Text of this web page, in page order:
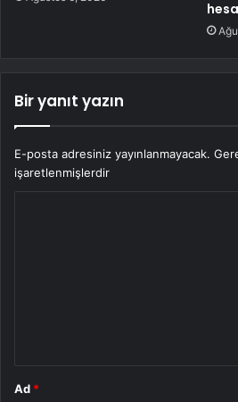
Bir yanıt yazın
E-posta adresiniz yayınlanmayacak.
işaretlenmişlerdir
Ad *